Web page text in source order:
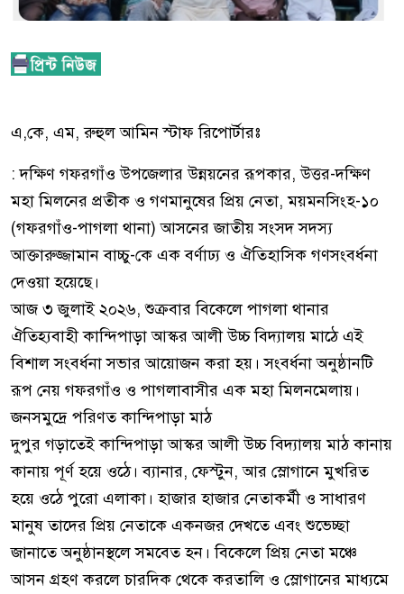
​এ,কে, এম, রুহুল আমিন স্টাফ রিপোর্টারঃ
: দক্ষিণ গফরগাঁও উপজেলার উন্নয়নের রূপকার, উত্তর-দক্ষিণ
মহা মিলনের প্রতীক ও গণমানুষের প্রিয় নেতা, ময়মনসিংহ-১০
(গফরগাঁও-পাগলা থানা) আসনের জাতীয় সংসদ সদস্য
আক্তারুজ্জামান বাচ্চু-কে এক বর্ণাঢ্য ও ঐতিহাসিক গণসংবর্ধনা
দেওয়া হয়েছে।
​আজ ৩ জুলাই ২০২৬, শুক্রবার বিকেলে পাগলা থানার
ঐতিহ্যবাহী কান্দিপাড়া আস্কর আলী উচ্চ বিদ্যালয় মাঠে এই
বিশাল সংবর্ধনা সভার আয়োজন করা হয়। সংবর্ধনা অনুষ্ঠানটি
রূপ নেয় গফরগাঁও ও পাগলাবাসীর এক মহা মিলনমেলায়।
​জনসমুদ্রে পরিণত কান্দিপাড়া মাঠ
​দুপুর গড়াতেই কান্দিপাড়া আস্কর আলী উচ্চ বিদ্যালয় মাঠ কানায়
কানায় পূর্ণ হয়ে ওঠে। ব্যানার, ফেস্টুন, আর স্লোগানে মুখরিত
হয়ে ওঠে পুরো এলাকা। হাজার হাজার নেতাকর্মী ও সাধারণ
মানুষ তাদের প্রিয় নেতাকে একনজর দেখতে এবং শুভেচ্ছা
জানাতে অনুষ্ঠানস্থলে সমবেত হন। বিকেলে প্রিয় নেতা মঞ্চে
আসন গ্রহণ করলে চারদিক থেকে করতালি ও স্লোগানের মাধ্যমে